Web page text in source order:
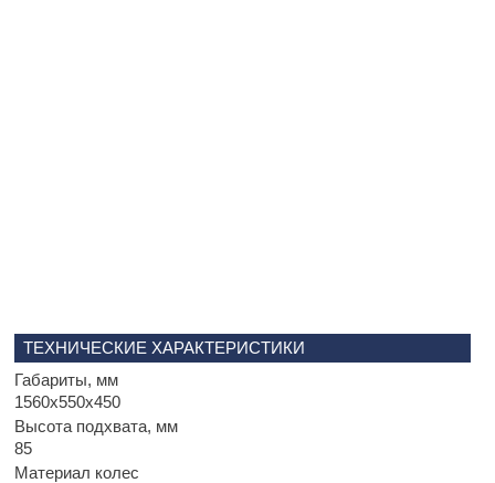
ТЕХНИЧЕСКИЕ ХАРАКТЕРИСТИКИ
Габариты, мм
1560х550х450
Высота подхвата, мм
85
Материал колес